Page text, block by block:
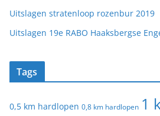
Uitslagen stratenloop rozenbur 2019
Uitslagen 19e RABO Haaksbergse
Tags
0,5 km hardlopen 0,8 km hardlopen 1